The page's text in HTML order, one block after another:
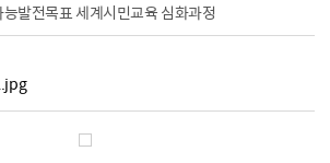
발전목표 세계시민교육 심화과정